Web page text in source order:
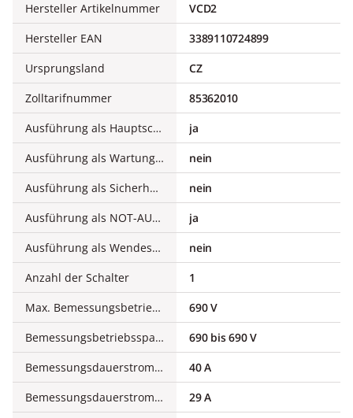
Hersteller Artikelnummer
VCD2
Hersteller EAN
3389110724899
Ursprungsland
CZ
Zolltarifnummer
85362010
Ausführung als Hauptschalter
ja
Ausführung als Wartungs-/Reparaturschalter
nein
Ausführung als Sicherheitsschalter
nein
Ausführung als NOT-AUS-Einrichtung
ja
Ausführung als Wendeschalter
nein
Anzahl der Schalter
1
Max. Bemessungsbetriebsspannung Ue bei AC
690 V
Bemessungsbetriebsspannung
690 bis 690 V
Bemessungsdauerstrom Iu
40 A
Bemessungsdauerstrom bei AC-23, 400 V
29 A